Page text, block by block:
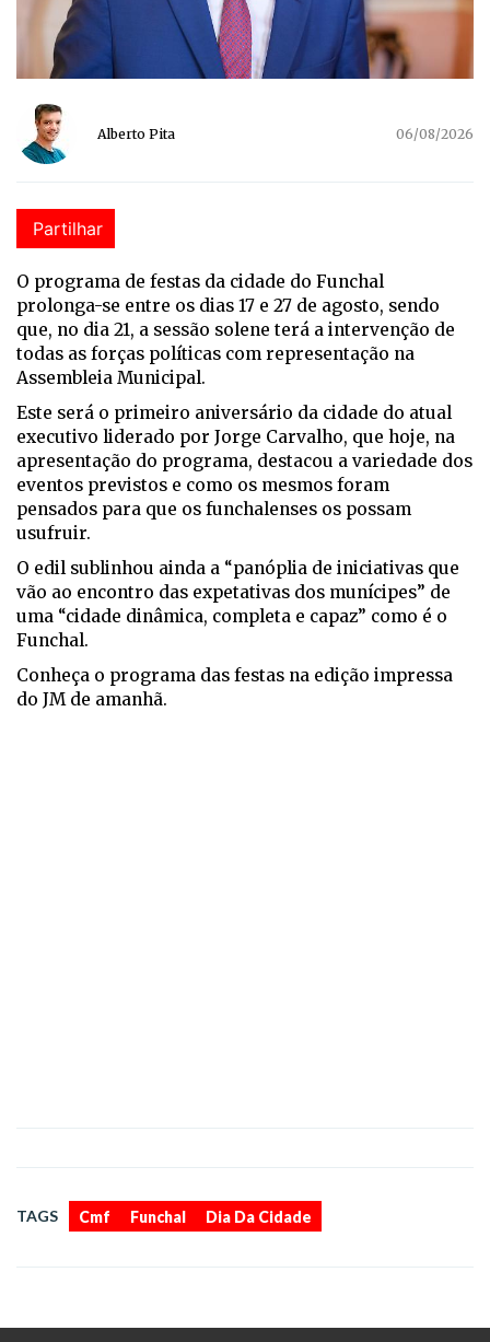
Alberto Pita 06/08/2026
Partilhar
O programa de festas da cidade do Funchal
prolonga-se entre os dias 17 e 27 de agosto, sendo
que, no dia 21, a sessão solene terá a intervenção de
todas as forças políticas com representação na
Assembleia Municipal.
Este será o primeiro aniversário da cidade do atual
executivo liderado por Jorge Carvalho, que hoje, na
apresentação do programa, destacou a variedade dos
eventos previstos e como os mesmos foram
pensados para que os funchalenses os possam
usufruir.
O edil sublinhou ainda a “panóplia de iniciativas que
vão ao encontro das expetativas dos munícipes” de
uma “cidade dinâmica, completa e capaz” como é o
Funchal.
Conheça o programa das festas na edição impressa
do JM de amanhã.
TAGS Cmf Funchal Dia Da Cidade